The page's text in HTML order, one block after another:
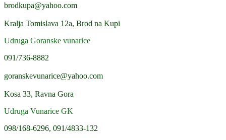
brodkupa@yahoo.com
Kralja Tomislava 12a, Brod na Kupi
Udruga Goranske vunarice
091/736-8882
goranskevunarice@yahoo.com
Kosa 33, Ravna Gora
Udruga Vunarice GK
098/168-6296, 091/4833-132